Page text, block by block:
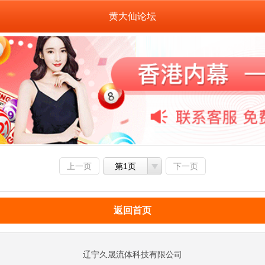
黄大仙论坛
上一页 第1页 下一页
返回首页
辽宁久晟流体科技有限公司